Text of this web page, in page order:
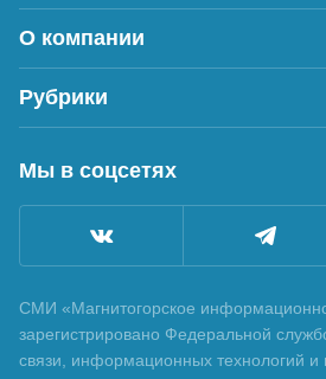
О компании
Рубрики
Мы в соцсетях
СМИ «Магнитогорское
зарегистрировано Федеральной
связи, информационных технологий и